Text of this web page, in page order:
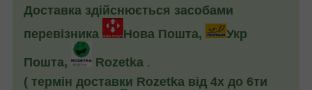
Доставка здійснюється засобами
перевізника
Нова Пошта, Укр
Пошта, Rozetka .
( термін доставки Rozetka від 4х до 6ти